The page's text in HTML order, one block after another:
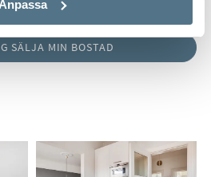
Anpassa(5 siffror utan mellanslag)